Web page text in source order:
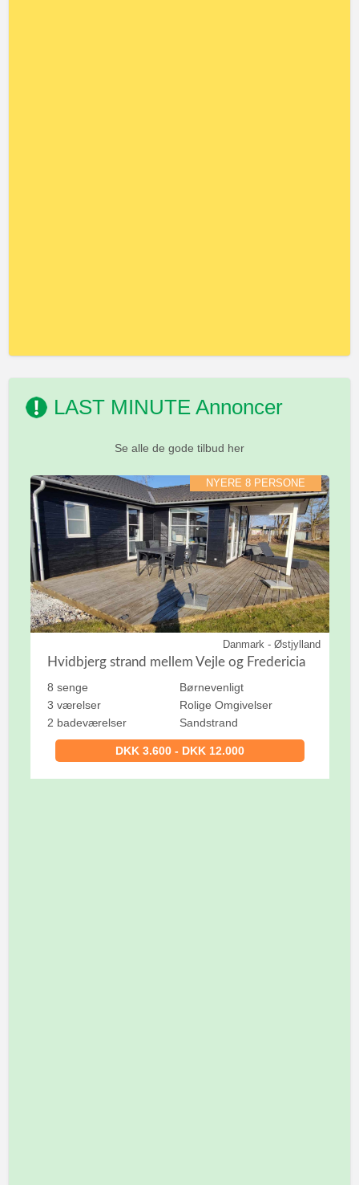
LAST MINUTE Annoncer
Se alle de gode tilbud her
NYERE 8 PERSONE
Danmark - Østjylland
Hvidbjerg strand mellem Vejle og Fredericia
8 senge
3 værelser
2 badeværelser
Børnevenligt
Rolige Omgivelser
Sandstrand
DKK 3.600 - DKK 12.000